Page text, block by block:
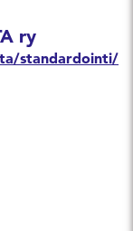
ry
standardointi/